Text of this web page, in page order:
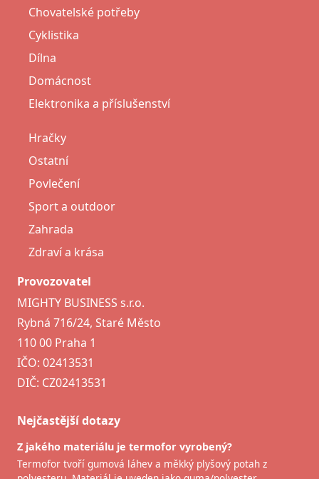
Chovatelské potřeby
Cyklistika
Dílna
Domácnost
Elektronika a příslušenství
Hračky
Ostatní
Povlečení
Sport a outdoor
Zahrada
Zdraví a krása
Provozovatel
MIGHTY BUSINESS s.r.o.
Rybná 716/24, Staré Město
110 00 Praha 1
IČO: 02413531
DIČ: CZ02413531
Nejčastější dotazy
Z jakého materiálu je termofor vyrobený?
Termofor tvoří gumová láhev a měkký plyšový potah z